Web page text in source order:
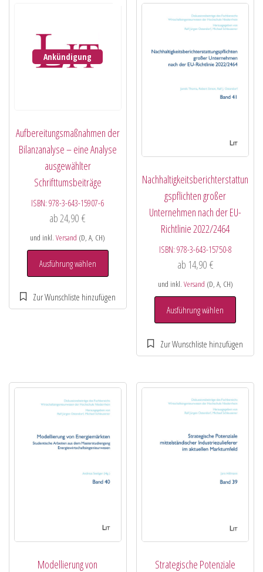
Ankündigung
Aufbereitungsmaßnahmen der
Bilanzanalyse – eine Analyse
ausgewählter
Schrifttumsbeiträge
ISBN:978-3-643-15907-6
ab 24,90€
und inkl.Versand (D, A, CH)
Ausführung wählen
Nachhaltigkeitsberichterstattun
gspflichten großer
Unternehmen nach der EU-
Richtlinie 2022/2464
ISBN: 978-3-643-15750-8
ab 14,90 €
und inkl. Versand (D, A, CH)
Ausführung wählen
Modellierung von
Strategische Potenziale